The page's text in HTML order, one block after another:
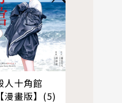
人十角館
【漫畫版】(5)